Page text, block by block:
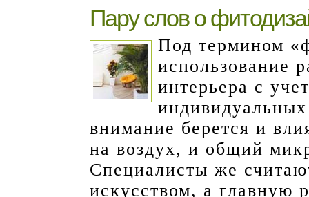
Пару слов о
Под термином
использование
интерьера с
внимание берется и
на воздух, и общий
Специалисты же
искусством, а главную